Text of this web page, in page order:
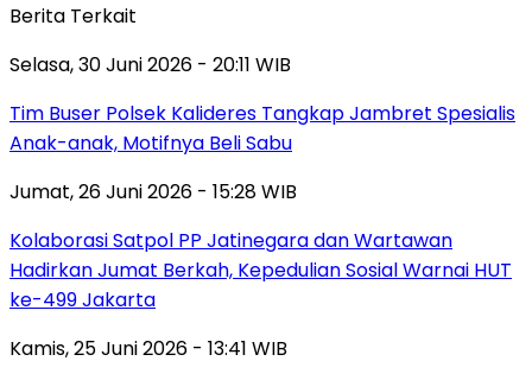
Berita Terkait
Selasa, 30 Juni 2026 - 20:11 WIB
Tim Buser Polsek Kalideres Tangkap Jambret Spesialis
Anak-anak, Motifnya Beli Sabu
Jumat, 26 Juni 2026 - 15:28 WIB
Kolaborasi Satpol PP Jatinegara dan Wartawan
Hadirkan Jumat Berkah, Kepedulian Sosial Warnai HUT
ke-499 Jakarta
Kamis, 25 Juni 2026 - 13:41 WIB